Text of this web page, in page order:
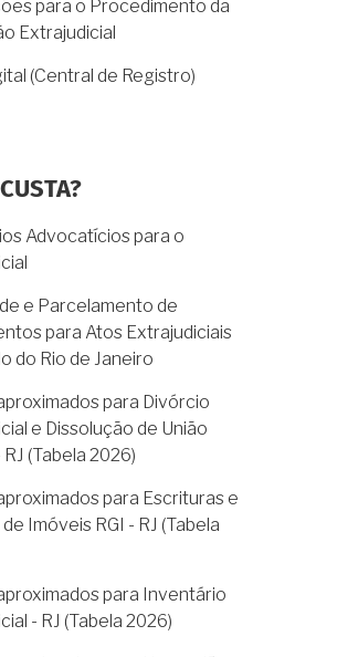
para o Procedimento da
Extrajudicial
(Central de Registro)
Advocatícios para o
e Parcelamento de
para Atos Extrajudiciais
do Rio de Janeiro
para Divórcio
e Dissolução de União
(Tabela 2026)
para Escrituras e
Imóveis RGI - RJ (Tabela
para Inventário
- RJ (Tabela 2026)